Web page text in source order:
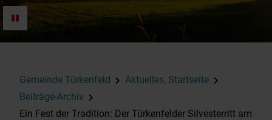
Gemeinde Türkenfeld
Aktuelles, Startseite
Beiträge-Archiv
Ein Fest der Tradition: Der Türkenfelder Silvesterritt am